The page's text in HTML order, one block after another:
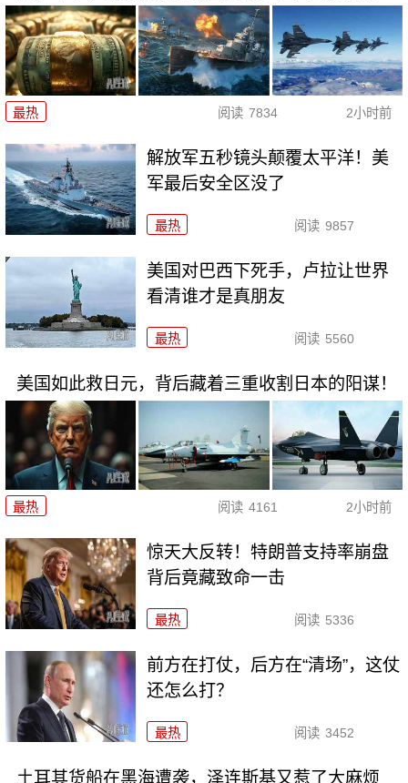
最热 阅读 7834 2小时前
解放军五秒镜头颠覆太平洋！美
军最后安全区没了
最热 阅读 9857
美国对巴西下死手，卢拉让世界
看清谁才是真朋友
最热 阅读 5560
美国如此救日元，背后藏着三重收割日本的阳谋！
最热 阅读 4161 2小时前
惊天大反转！特朗普支持率崩盘
背后竟藏致命一击
最热 阅读 5336
前方在打仗，后方在“清场”，这仗
还怎么打？
最热 阅读 3452
土耳其货船在黑海遭袭，泽连斯基又惹了大麻烦